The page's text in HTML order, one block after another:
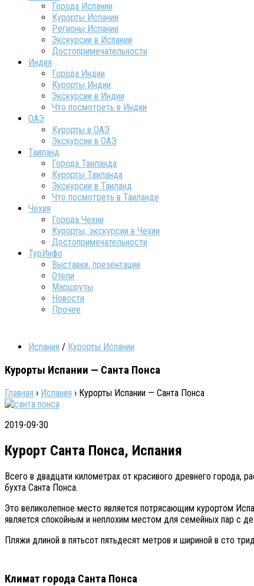
Города Испании
Курорты Испании
Регионы Испании
Экскурсии в Испании
Достопримечательности
Индия
Города Индии
Курорты Индии
Экскурсии в Индии
Что посмотреть в Индии
ОАЭ
Курорты в ОАЭ
Экскурсии в ОАЭ
Таиланд
Города Таиланда
Курорты Таиланда
Экскурсии в Таиланд
Что посмотреть в Таиланде
Чехия
Города Чехии
Курорты, экскурсии в Чехии
Достопримечательности
ТурИнфо
Выставки, презентации
Отели
Маршруты
Новости
Прочее
Испания / Курорты Испании
Курорты Испании — Санта Понса
Главная › Испания › Курорты Испании — Санта Понса
2019-09-30
Курорт Санта Понса, Испания
Всего в двадцати километрах от красивого древнего
бухта Санта Понса.
Это великолепное место является потрясающим курортом
является спокойным и неплохим местом для семейных пар с
Пляжи длиной в пятьсот пятьдесят метров и шириной в сто
Климат города Санта Понса